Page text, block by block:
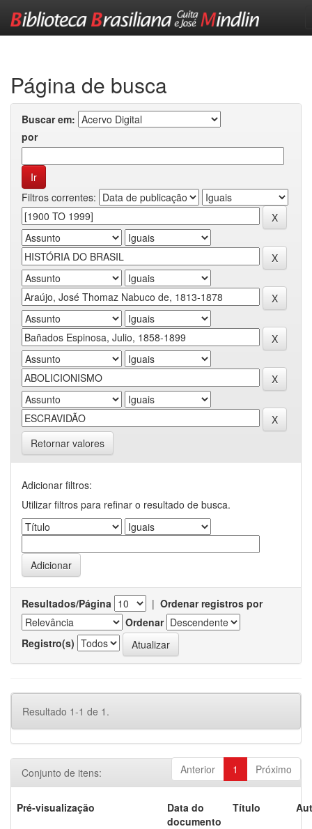
Página de busca
Buscar em:
por
Filtros correntes:
Retornar valores
Adicionar filtros:
Utilizar filtros para refinar o resultado de busca.
Resultados/Página | Ordenar registros por
Ordenar
Registro(s)
Resultado 1-1 de 1.
Anterior 1 Próximo
Conjunto de itens:
Pré-visualização
Data do
documento
Título